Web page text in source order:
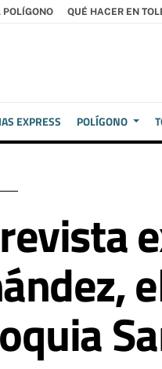
POLÍGONO QUÉ HACER EN
EXPRESS POLÍGONO